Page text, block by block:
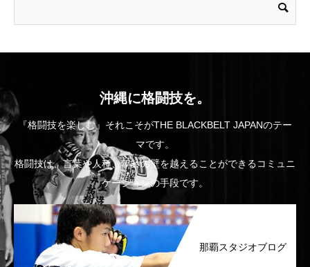
沖縄に格闘技を。
『格闘技を楽しむ』それこそがTHE BLACKBELT JAPANのテー
マです。
格闘技は、言葉や人種、年齢の壁を越えることができるコミュニ
ケーションの手段です。
那覇スタジオブログ